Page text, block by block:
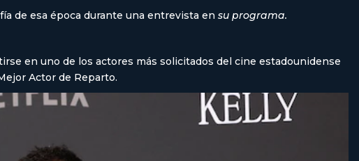
de esa época durante una entrevista en su programa.
en uno de los actores más solicitados del cine estadounidense
Actor de Reparto.